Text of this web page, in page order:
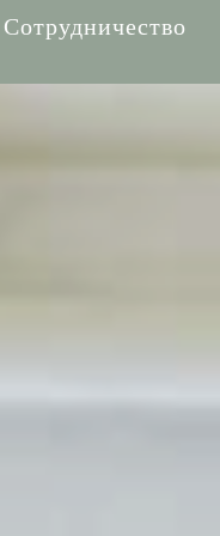
Сотрудничество
Сотрудничество